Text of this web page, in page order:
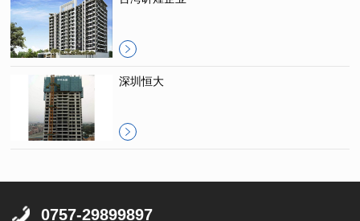
深圳恒大
0757-29899897